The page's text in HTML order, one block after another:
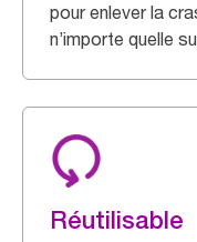
pour enlever la
n’importe quelle
Réutilisable